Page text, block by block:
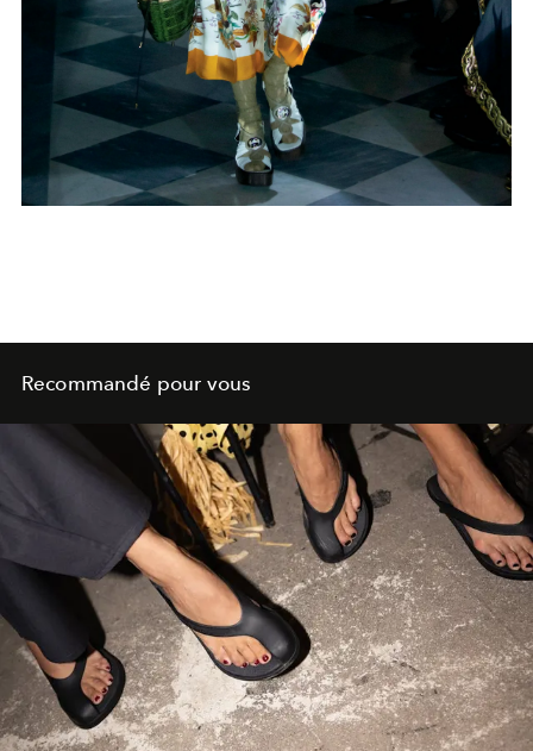
Recommandé pour vous